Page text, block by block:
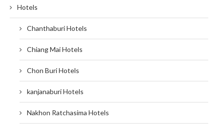
Hotels
Chanthaburi Hotels
Chiang Mai Hotels
Chon Buri Hotels
kanjanaburi Hotels
Nakhon Ratchasima Hotels